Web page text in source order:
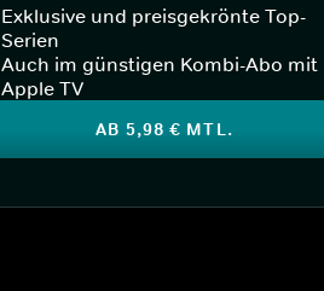
Exklusive und preisgekrönte Top-
Serien
Auch im günstigen Kombi-Abo mit
Apple TV
AB 5,98 € MTL.